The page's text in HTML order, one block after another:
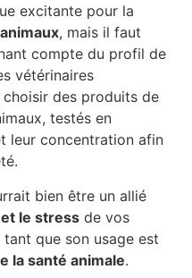
excitante pour la
, mais il faut
compte du profil de
vétérinaires
des produits de
testés en
leur concentration afin
bien être un allié
le stress de vos
que son usage est
la santé animale.